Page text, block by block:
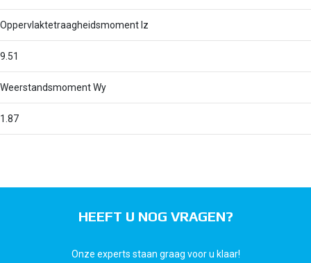
Oppervlaktetraagheidsmoment Iz
9.51
Weerstandsmoment Wy
1.87
HEEFT U NOG VRAGEN?
Onze experts staan graag voor u klaar!